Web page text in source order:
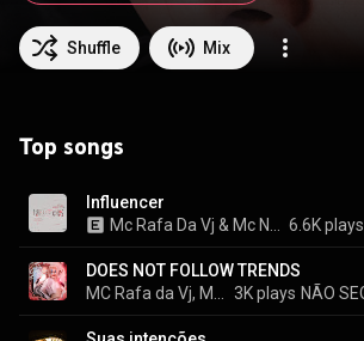
Shuffle Mix
Top songs
Influencer
6.6K plays
DOES NOT FOLLOW TRENDS
3K plays